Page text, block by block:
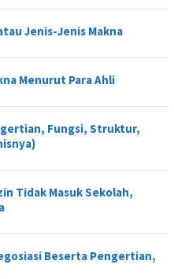
Jenis-Jenis Makna
Menurut Para Ahli
Fungsi, Struktur,
Tidak Masuk Sekolah,
Beserta Pengertian,